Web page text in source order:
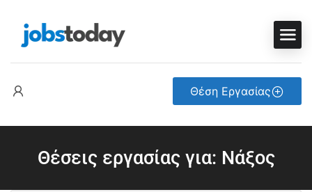
Θέση Εργασίας
Θέσεις εργασίας για: Νάξος